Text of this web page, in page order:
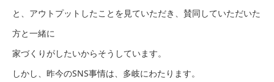
と、アウトプットしたことを見ていただき、賛同していただいた
方と一緒に
家づくりがしたいからそうしています。
しかし、昨今のSNS事情は、多岐にわたります。